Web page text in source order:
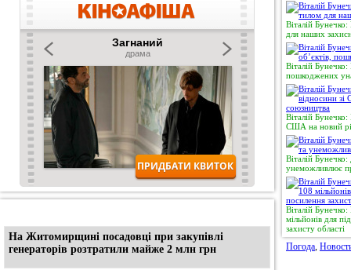
На Житомирщині посадовці при закупівлі
генераторів розтратили майже 2 млн грн
Віталій
для наших
Віталій
пошкоджених
Віталій
США на новий
Віталій
унеможливлює
Віталій
мільйонів для
захисту області
Погода,